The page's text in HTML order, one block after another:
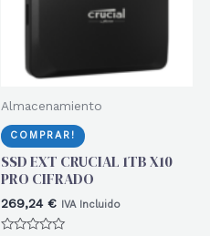
Almacenamiento
COMPRAR!
SSD EXT CRUCIAL 1TB X10
PRO CIFRADO
269,24 € IVA Incluido